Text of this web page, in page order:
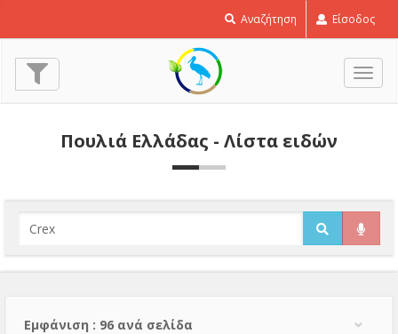
Αναζήτηση Είσοδος
Πουλιά Ελλάδας - Λίστα ειδών
Εμφάνιση : 96 ανά σελίδα